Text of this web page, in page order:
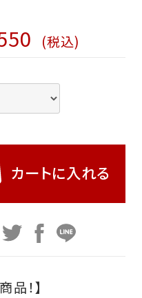
(税込)
カートに入れる
品！】
アプリ-